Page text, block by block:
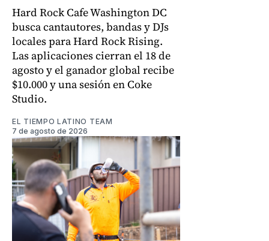
Hard Rock Cafe Washington DC
busca cantautores, bandas y DJs
locales para Hard Rock Rising.
Las aplicaciones cierran el 18 de
agosto y el ganador global recibe
$10.000 y una sesión en Coke
Studio.
EL TIEMPO LATINO TEAM
7 de agosto de 2026